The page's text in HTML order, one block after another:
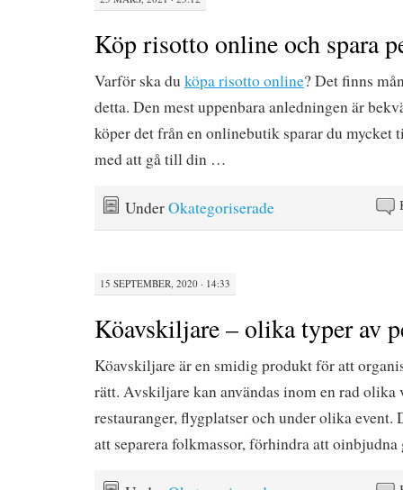
Köp risotto online och spara
Varför ska du köpa risotto online? Det finns
detta. Den mest uppenbara anledningen är
köper det från en onlinebutik sparar du mycket
med att gå till din …
UnderOkategoriserade
15 SEPTEMBER, 2020 · 14:33
Köavskiljare – olika typer av
Köavskiljare är en smidig produkt för att
rätt. Avskiljare kan användas inom en rad olika
restauranger, flygplatser och under olika event.
att separera folkmassor, förhindra att